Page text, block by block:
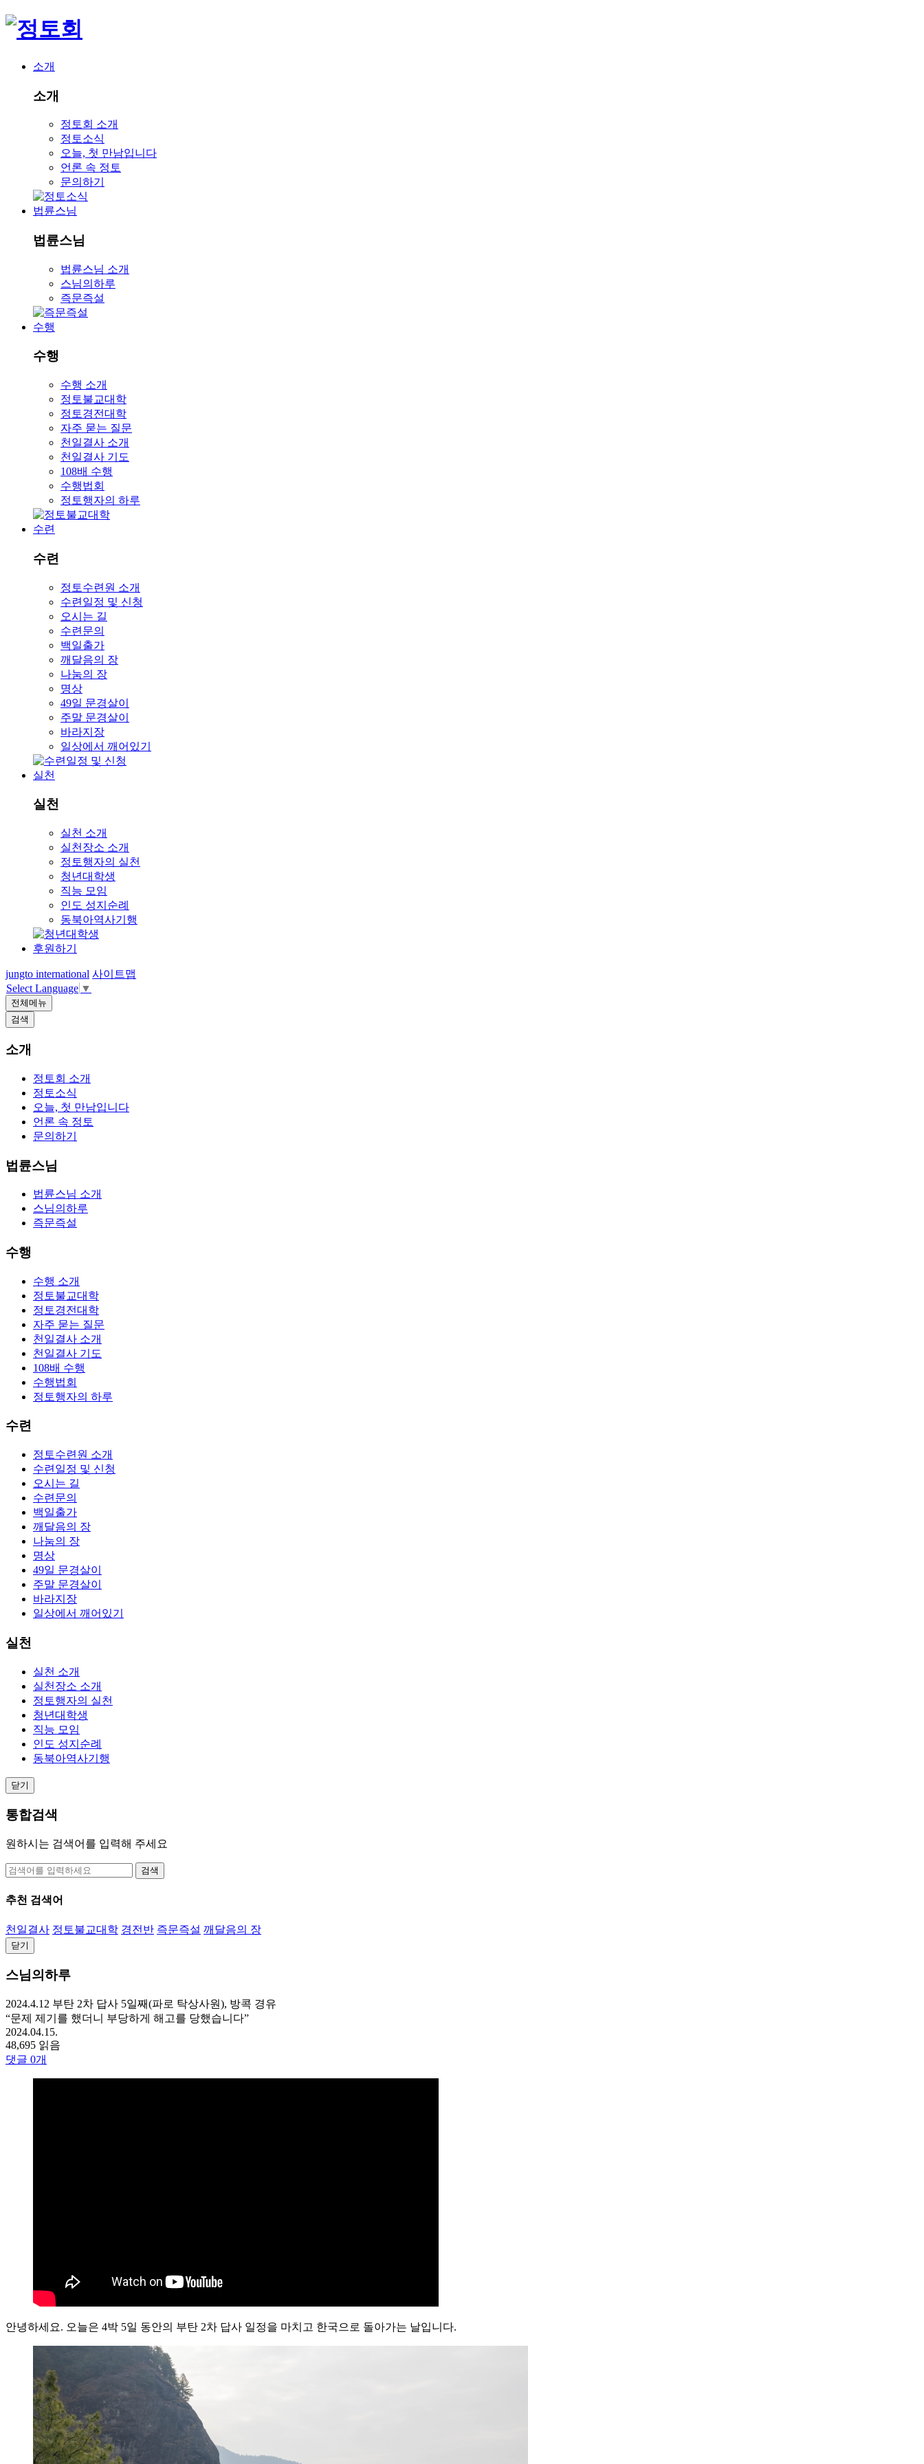
소개
소개
정토회 소개
정토소식
오늘, 첫 만남입니다
언론 속 정토
문의하기
법륜스님
법륜스님
법륜스님 소개
스님의하루
즉문즉설
수행
수행
수행 소개
정토불교대학
정토경전대학
자주 묻는 질문
천일결사 소개
천일결사 기도
108배 수행
수행법회
정토행자의 하루
수련
수련
정토수련원 소개
수련일정 및 신청
오시는 길
수련문의
백일출가
깨달음의 장
나눔의 장
명상
49일 문경살이
주말 문경살이
바라지장
일상에서 깨어있기
실천
실천
실천 소개
실천장소 소개
정토행자의 실천
청년대학생
직능 모임
인도 성지순례
동북아역사기행
후원하기
jungto international 사이트맵
Select Language ▼
전체메뉴
검색
소개
정토회 소개
정토소식
오늘, 첫 만남입니다
언론 속 정토
문의하기
법륜스님
법륜스님 소개
스님의하루
즉문즉설
수행
수행 소개
정토불교대학
정토경전대학
자주 묻는 질문
천일결사 소개
천일결사 기도
108배 수행
수행법회
정토행자의 하루
수련
정토수련원 소개
수련일정 및 신청
오시는 길
수련문의
백일출가
깨달음의 장
나눔의 장
명상
49일 문경살이
주말 문경살이
바라지장
일상에서 깨어있기
실천
실천 소개
실천장소 소개
정토행자의 실천
청년대학생
직능 모임
인도 성지순례
동북아역사기행
닫기
통합검색
원하시는 검색어를 입력해 주세요
검색
추천 검색어
천일결사 정토불교대학 경전반 즉문즉설 깨달음의 장
닫기
스님의하루
2024.4.12 부탄 2차 답사 5일째(파로 탁상사원), 방콕 경유
“문제 제기를 했더니 부당하게 해고를 당했습니다”
2024.04.15.
48,695 읽음
댓글 0개
안녕하세요. 오늘은 4박 5일 동안의 부탄 2차 답사 일정을 마치고 한국으로 돌아가는 날입니다.